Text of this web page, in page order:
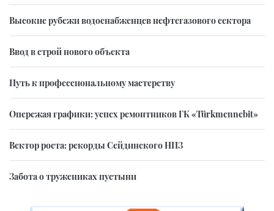
Высокие рубежи водоснабженцев нефтегазового сектора
Ввод в строй нового объекта
Путь к профессиональному мастерству
Опережая графики: успех ремонтников ГК «Türkmennebit»
Вектор роста: рекорды Сейдинского НПЗ
Забота о тружениках пустыни